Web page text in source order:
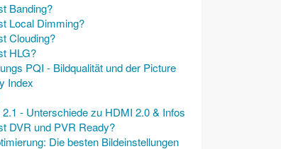
Banding?
Local Dimming?
Clouding?
HLG?
PQI - Bildqualität und der Picture
Index
- Unterschiede zu HDMI 2.0 & Infos
DVR und PVR Ready?
Die besten Bildeinstellungen